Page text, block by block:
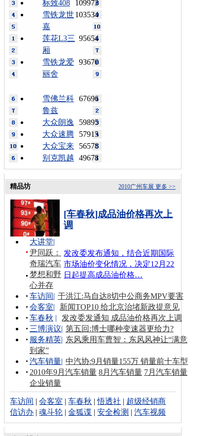
109973
标致408
103534
雪铁龙世
嘉
95654
莲花L3三
厢
93670
雪铁龙爱
丽舍
67696
雪佛兰科
鲁兹
59895
大众朗逸
57915
大众速腾
56578
大众宝来
49678
别克凯越
更多 >>
2010广州车展
精品坊
[车春秋]成品油价格再次上
调
发改委发布通知，结合近期国际
市场油价变化情况，决定12月22
日起提高成品油价格…
大讲堂|
尹同跃：
奇瑞汽车
梦想和野
心并存
车访间| 于洪江:马自达8切中公商务MPV要害
会客室|
新闻TOP10 给北京治堵新政提意见
车春秋 |
发改委发通知 成品油价格再次上调
三博演议| 第五回:博士哪种变速器更给力?
服务精英| 东风乘用车曹智：东风风神让“满意
到家”
汽车销量| 中汽协:9月销量155万 销量前十车型
2010年9月汽车销量 8月汽车销量 7月汽车销量
企业销量
车访间 |会客室 |车春秋 |悟透社 | 超级经销商
信访办 |魂斗轮 |金狐谍 |安全检测 |汽车视频